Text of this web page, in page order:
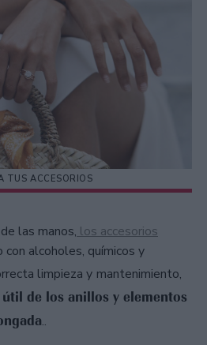
TUS ACCESORIOS
las manos, los accesorios
alcoholes, químicos y
limpieza y mantenimiento,
de los anillos y elementos
..